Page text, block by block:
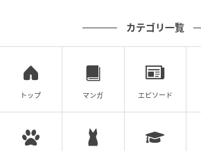
カテゴリ一覧
トップ マンガ エピソード